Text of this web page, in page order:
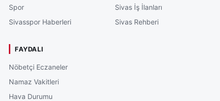
Spor
Sivasspor Haberleri
Sivas İş İlanları
Sivas Rehberi
FAYDALI
Nöbetçi Eczaneler
Namaz Vakitleri
Hava Durumu